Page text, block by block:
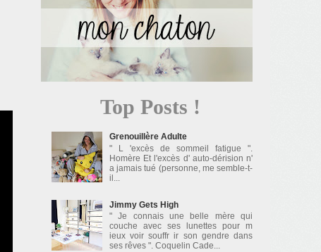
Top Posts !
Grenouillère Adulte
" L 'excès de sommeil fatigue ".
Homère Et l'excès d' auto-dérision n'
a jamais tué (personne, me semble-t-
il...
Jimmy Gets High
" Je connais une belle mère qui
couche avec ses lunettes pour m
ieux voir souffr ir son gendre dans
ses rêves ". Coquelin Cade...